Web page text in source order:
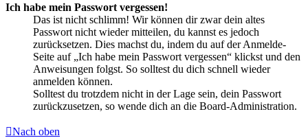
Ich habe mein Passwort vergessen!
Das ist nicht schlimm! Wir können dir zwar dein altes
Passwort nicht wieder mitteilen, du kannst es jedoch
zurücksetzen. Dies machst du, indem du auf der Anmelde-
Seite auf „Ich habe mein Passwort vergessen“ klickst und den
Anweisungen folgst. So solltest du dich schnell wieder
anmelden können.
Solltest du trotzdem nicht in der Lage sein, dein Passwort
zurückzusetzen, so wende dich an die Board-Administration.
Nach oben